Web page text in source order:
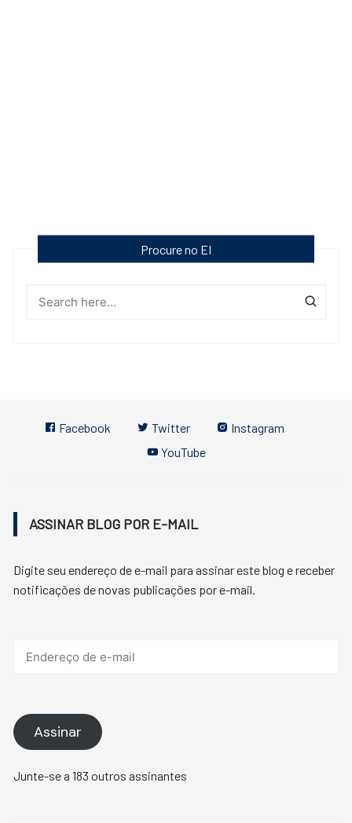
Procure no EI
Facebook Twitter
Instagram
YouTube
ASSINAR BLOG POR E-MAIL
Digite seu endereço de e-mail para assinar este blog e receber
notificações de novas publicações por e-mail.
Assinar
Junte-se a 183 outros assinantes